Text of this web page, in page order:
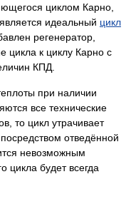
циклом Карно,
идеальный цикл
регенератор,
цикла к циклу Карно с
КПД.
при наличии
все технические
то цикл утрачивает
отведённой
невозможным
цикла будет всегда